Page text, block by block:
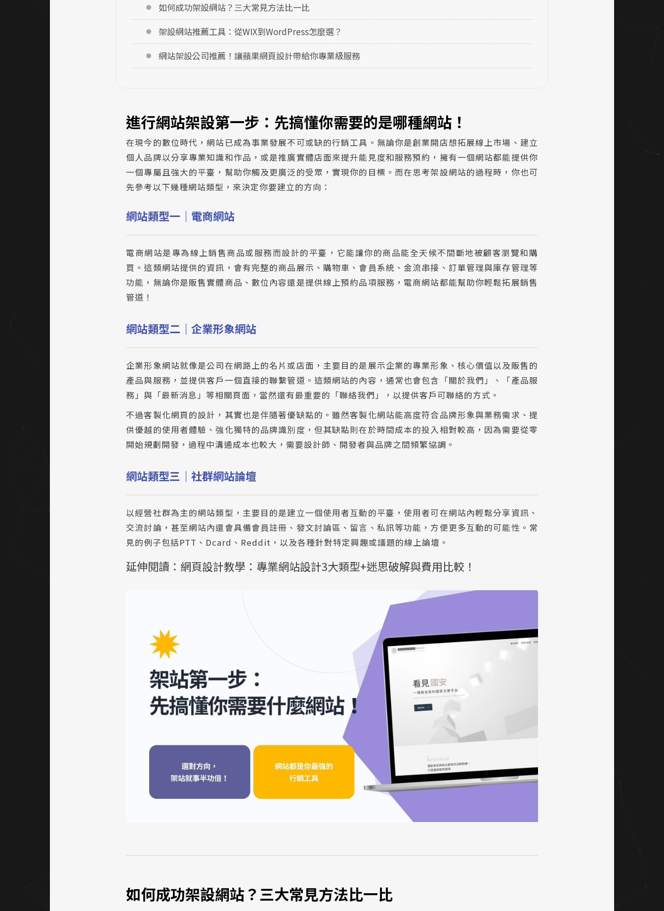
如何成功架設網站？三大常見方法比一比
架設網站推薦工具：從WIX到WordPress怎麼選？
網站架設公司推薦！讓蘋果網頁設計帶給你專業級服務
進行網站架設第一步：先搞懂你需要的是哪種網站！
在現今的數位時代，網站已成為事業發展不可或缺的行銷工具。無論你是創業開店想拓展線上市場、建立
個人品牌以分享專業知識和作品，或是推廣實體店面來提升能見度和服務預約，擁有一個網站都能提供你
一個專屬且強大的平臺，幫助你觸及更廣泛的受眾，實現你的目標。而在思考架設網站的過程時，你也可
先參考以下幾種網站類型，來決定你要建立的方向：
網站類型一｜電商網站
電商網站是專為線上銷售商品或服務而設計的平臺，它能讓你的商品能全天候不間斷地被顧客瀏覽和購
買。這類網站提供的資訊，會有完整的商品展示、購物車、會員系統、金流串接、訂單管理與庫存管理等
功能，無論你是販售實體商品、數位內容還是提供線上預約品項服務，電商網站都能幫助你輕鬆拓展銷售
管道！
網站類型二｜企業形象網站
企業形象網站就像是公司在網路上的名片或店面，主要目的是展示企業的專業形象、核心價值以及販售的
產品與服務，並提供客戶一個直接的聯繫管道。這類網站的內容，通常也會包含「關於我們」、「產品服
務」與「最新消息」等相關頁面，當然還有最重要的「聯絡我們」，以提供客戶可聯絡的方式。
不過客製化網頁的設計，其實也是伴隨著優缺點的。雖然客製化網站能高度符合品牌形象與業務需求、提
供優越的使用者體驗、強化獨特的品牌識別度，但其缺點則在於時間成本的投入相對較高，因為需要從零
開始規劃開發，過程中溝通成本也較大，需要設計師、開發者與品牌之間頻繁協調。
網站類型三｜社群網站論壇
以經營社群為主的網站類型，主要目的是建立一個使用者互動的平臺，使用者可在網站內輕鬆分享資訊、
交流討論，甚至網站內還會具備會員註冊、發文討論區、留言、私訊等功能，方便更多互動的可能性。常
見的例子包括PTT、Dcard、Reddit，以及各種針對特定興趣或議題的線上論壇。
延伸閱讀： 網頁設計教學：專業網站設計3大類型+迷思破解與費用比較！
如何成功架設網站？三大常見方法比一比